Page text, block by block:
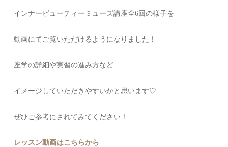
インナービューティーミューズ講座全6回の様子を
動画にてご覧いただけるようになりました！
座学の詳細や実習の進み方など
イメージしていただきやすいかと思います♡
ぜひご参考にされてみてください！
レッスン動画はこちらから